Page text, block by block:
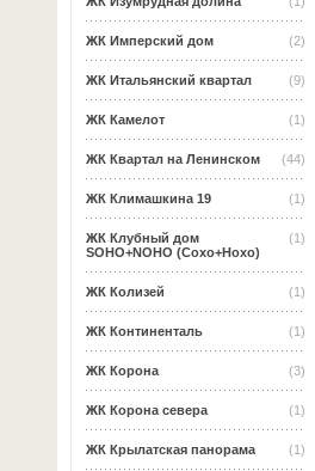
(2)
ЖК Имперский дом
(9)
ЖК Итальянский квартал
(1)
ЖК Камелот
(44)
ЖК Квартал на Ленинском
(1)
ЖК Климашкина 19
(1)
ЖК Клубный дом
SOHO+NOHO (Сохо+Нохо)
(1)
ЖК Колизей
(1)
ЖК Континенталь
(3)
ЖК Корона
(1)
ЖК Корона севера
(1)
ЖК Крылатская панорама